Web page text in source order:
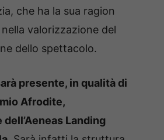
che ha la sua ragion
nella valorizzazione del
dello spettacolo.
presente, in qualità di
Afrodite,
dell’Aeneas Landing